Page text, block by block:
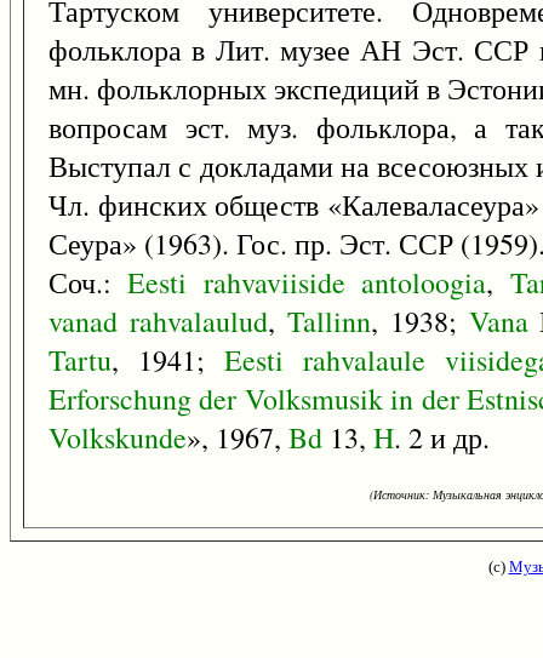
Тартуском университете.
фольклора в Лит. музее АН Эст. ССР
мн. фольклорных экспедиций в
вопросам эст. муз. фольклора, а
Выступал с докладами на
Чл. финских обществ
Сеура» (1963). Гос. пр. Эст. ССР
Соч.:Eesti rahvaviiside antoloogia,
vanad rahvalaulud, Tallinn, 1938; Vana
Tartu, 1941;Eesti rahvalaule
Erforschung der Volksmusik in der
Volkskunde», 1967, Bd 13, H. 2 и др.
(Источник: Музыкальная
(с)